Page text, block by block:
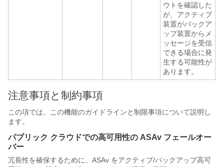
ウトを確認した
が、アクティブ
装置がバックア
ップ装置からメ
ッセージを受信
できる場合に発
生する可能性が
あります。
注意事項と制約事項
この項では、この機能のガイドラインと制限事項について説明し
ます。
パブリック クラウドでの高可用性の ASAv フェールオー
バー
冗長性を確保するために、ASAv をアクティブ/バックアップ高可